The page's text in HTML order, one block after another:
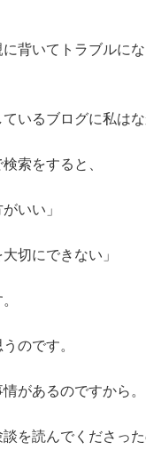
背いてトラブルに
いるブログに私は
索をすると、
いい」
切にできない」
のです。
があるのですから。
を読んでくださっ